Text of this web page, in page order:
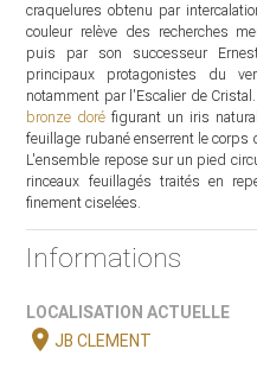
craquelures obtenu par
couleur relève des recherches
puis par son successeur
principaux protagonistes du
notamment par l'Escalier de
bronze doré figurant un iris
feuillage rubané enserrent le corps
L'ensemble repose sur un pied
rinceaux feuillagés traités en
finement ciselées.
Informations
LOCALISATION ACTUELLE
location_onJB CLEMENT